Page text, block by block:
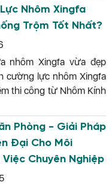
Nhôm Xingfa
Trộm Tốt Nhất?
nhôm Xingfa vừa đẹp
cường lực nhôm Xingfa
thi công từ Nhôm Kính
Phòng - Giải Pháp
Đại Cho Môi
Chuyên Nghiệp